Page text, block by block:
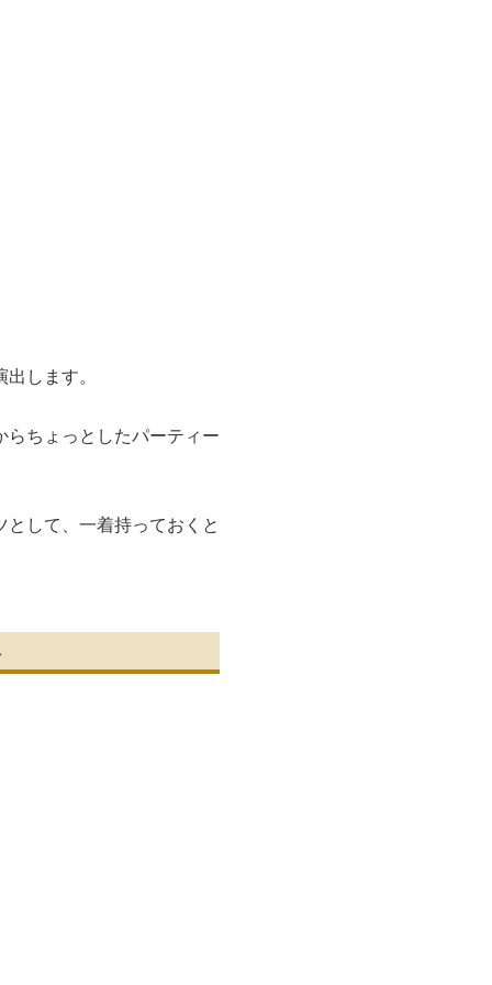
します。
ちょっとしたパーティー
して、一着持っておくと